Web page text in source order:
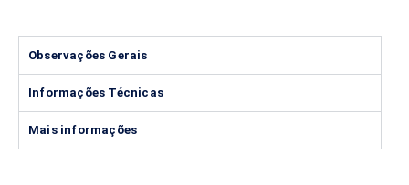
Observações Gerais
Informações Técnicas
Mais informações